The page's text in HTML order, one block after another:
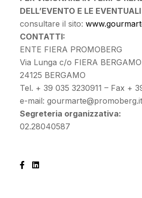
DELL’EVENTO E LE
consultare il sito:
CONTATTI:
ENTE FIERA PROMOBERG
Via Lunga c/o FIERA BERGAMO
24125 BERGAMO
Tel. + 39 035 3230911 – Fax +
e-mail: gourmarte@promoberg.it
Segreteria organizzativa:
02.28040587